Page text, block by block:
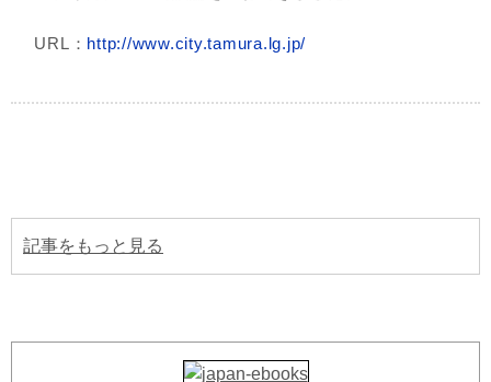
URL： http://www.city.tamura.lg.jp/
記事をもっと見る